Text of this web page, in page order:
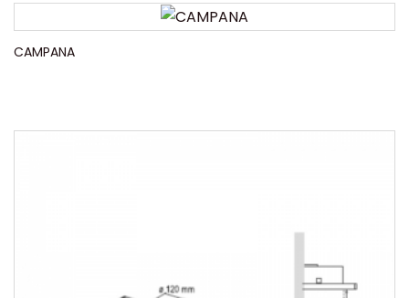
CAMPANA